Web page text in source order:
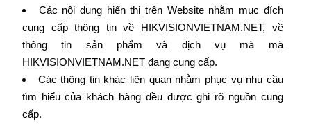
Các nội dung hiển thị trên Website nhằm mục đích
cung cấp thông tin về HIKVISIONVIETNAM.NET, về
thông tin sản phẩm và dịch vụ mà mà
HIKVISIONVIETNAM.NET đang cung cấp.
Các thông tin khác liên quan nhằm phục vụ nhu cầu
tìm hiểu của khách hàng đều được ghi rõ nguồn cung
cấp.